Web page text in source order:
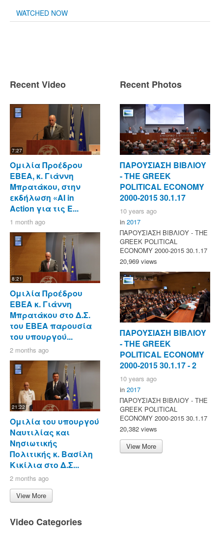
WATCHED NOW
Recent Video
7:27
Ομιλία Προέδρου
ΕΒΕΑ, κ. Γιάννη
Μπρατάκου, στην
εκδήλωση «AI in
Action για τις Ε...
1 month ago
8:21
Ομιλία Προέδρου
ΕΒΕΑ κ. Γιάννη
Μπρατάκου στο Δ.Σ.
του ΕΒΕΑ παρουσία
του υπουργού...
2 months ago
21:22
Ομιλία του υπουργού
Ναυτιλίας και
Νησιωτικής
Πολιτικής κ. Βασίλη
Κικίλια στο Δ.Σ...
2 months ago
View More
Video Categories
Recent Photos
ΠΑΡΟΥΣΙΑΣΗ ΒΙΒΛΙΟΥ
- ΤΗΕ GREEK
POLITICAL ECONOMY
2000-2015 30.1.17
10 years ago
in 2017
ΠΑΡΟΥΣΙΑΣΗ ΒΙΒΛΙΟΥ - ΤΗΕ
GREEK POLITICAL
ECONOMY 2000-2015 30.1.17
20,969 views
ΠΑΡΟΥΣΙΑΣΗ ΒΙΒΛΙΟΥ
- ΤΗΕ GREEK
POLITICAL ECONOMY
2000-2015 30.1.17 - 2
10 years ago
in 2017
ΠΑΡΟΥΣΙΑΣΗ ΒΙΒΛΙΟΥ - ΤΗΕ
GREEK POLITICAL
ECONOMY 2000-2015 30.1.17
20,382 views
View More